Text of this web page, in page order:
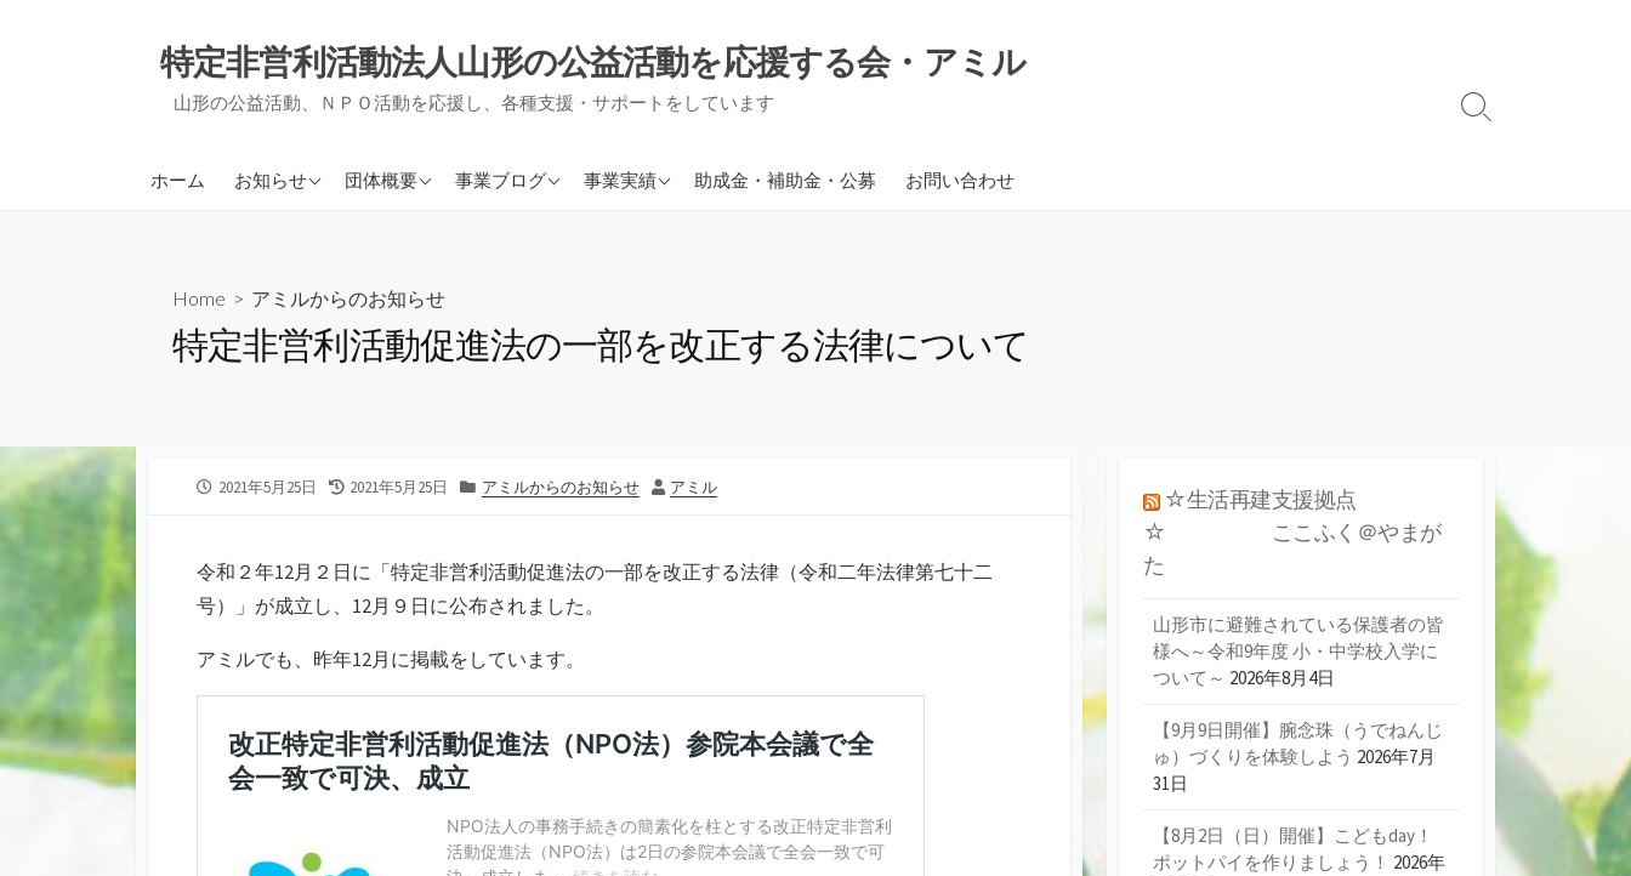
ス
特定非営利活動法人山形の公益活動を応援する会・アミル
山形の公益活動、ＮＰＯ活動を応援し、各種支援・サポートをしています
ホーム お知らせ
アミルからのお知らせ
団体概要
アミルについて
役員紹介
会員募集について
事業ブログ
ＮＰＯ支援事業事業実績
現在進行中の事業助成金・補助金・公募 お問い合わせ
検
Home > アミルからのお知らせ
特定非営利活動促進法の一部を改正する法律について
公
2021年5月25日
最
日
2021年5月25日
カ
ー
アミルからのお知らせ
作
アミル
令和２年12月２日に「特定非営利活動促進法の一部を改正する法律（令和二年法律第七十二
号）」が成立し、12月９日に公布されました。
アミルでも、昨年12月に掲載をしています。
☆生活再建支援拠点
☆ ここふく＠やまが
た
山形市に避難されている保護者の皆
様へ～令和9年度 小・中学校入学に
ついて～ 2026年8月4日
【9月9日開催】腕念珠（うでねんじ
ゅ）づくりを体験しよう 2026年7月
31日
【8月2日（日）開催】こどもday！
ポットパイを作りましょう！ 2026年